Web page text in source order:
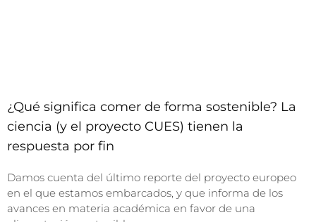
¿Qué significa comer de forma sostenible? La
ciencia (y el proyecto CUES) tienen la
respuesta por fin
Damos cuenta del último reporte del proyecto europeo
en el que estamos embarcados, y que informa de los
avances en materia académica en favor de una